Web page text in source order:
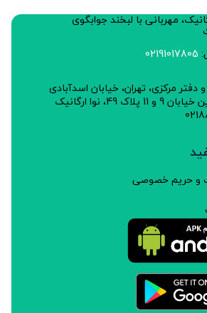
مهربانی با لبخند جوابگوی
02191017805
مرکزی، تهران، خیابان اسدآبادی
(یوسف آباد)، بین خیابان 9 و 11 پلاک 49، نوا ارگانیک
و حریم خصوصی